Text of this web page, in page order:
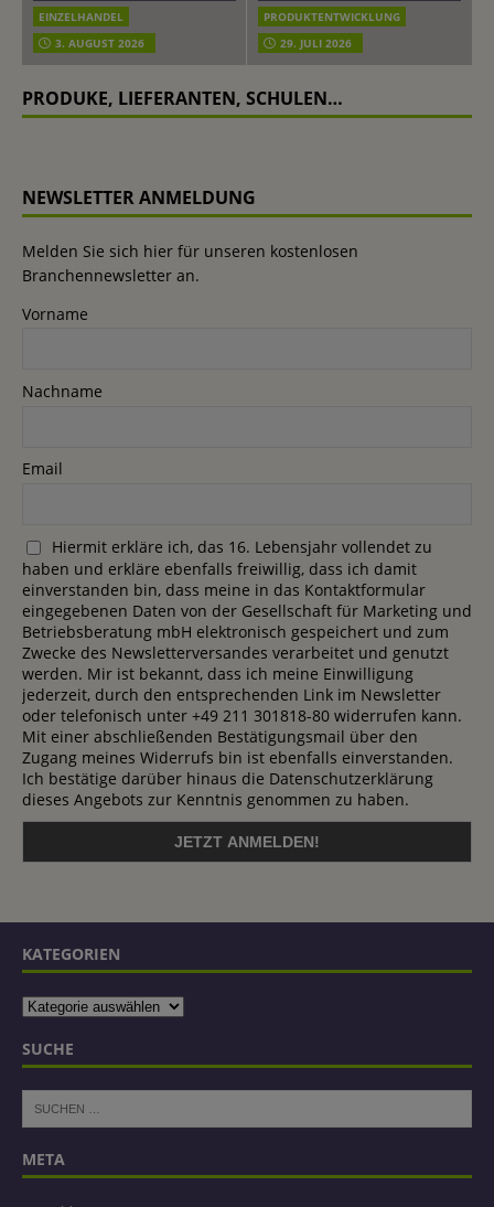
EINZELHANDEL
3. AUGUST 2026
PRODUKTENTWICKLUNG
29. JULI 2026
PRODUKE, LIEFERANTEN, SCHULEN…
NEWSLETTER ANMELDUNG
Melden Sie sich hier für unseren kostenlosen
Branchennewsletter an.
Vorname
Nachname
Email
Hiermit erkläre ich, das 16. Lebensjahr vollendet zu
haben und erkläre ebenfalls freiwillig, dass ich damit
einverstanden bin, dass meine in das Kontaktformular
eingegebenen Daten von der Gesellschaft für Marketing und
Betriebsberatung mbH elektronisch gespeichert und zum
Zwecke des Newsletterversandes verarbeitet und genutzt
werden. Mir ist bekannt, dass ich meine Einwilligung
jederzeit, durch den entsprechenden Link im Newsletter
oder telefonisch unter +49 211 301818-80 widerrufen kann.
Mit einer abschließenden Bestätigungsmail über den
Zugang meines Widerrufs bin ist ebenfalls einverstanden.
Ich bestätige darüber hinaus die Datenschutzerklärung
dieses Angebots zur Kenntnis genommen zu haben.
KATEGORIEN
SUCHE
META